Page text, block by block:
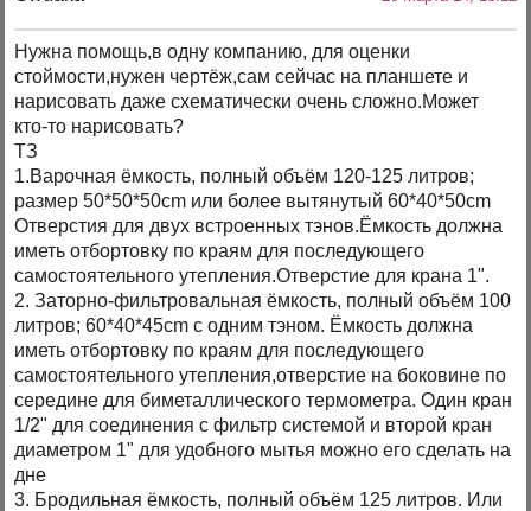
Нужна помощь,в одну компанию, для оценки
стоймости,нужен чертёж,сам сейчас на планшете и
нарисовать даже схематически очень сложно.Может
кто-то нарисовать?
ТЗ
1.Варочная ёмкость, полный объём 120-125 литров;
размер 50*50*50cm или более вытянутый 60*40*50cm
Отверстия для двух встроенных тэнов.Ёмкость должна
иметь отбортовку по краям для последующего
самостоятельного утепления.Отверстие для крана 1".
2. Заторно-фильтровальная ёмкость, полный объём 100
литров; 60*40*45cm с одним тэном. Ёмкость должна
иметь отбортовку по краям для последующего
самостоятельного утепления,отверстие на боковине по
середине для биметаллического термометра. Один кран
1/2" для соединения с фильтр системой и второй кран
диаметром 1" для удобного мытья можно его сделать на
дне
3. Бродильная ёмкость, полный объём 125 литров. Или